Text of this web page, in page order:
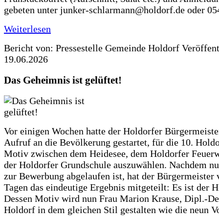
gebeten unter junker-schlarmann@holdorf.de oder
Weiterlesen
Bericht von: Pressestelle Gemeinde Holdorf
19.06.2026
Das Geheimnis ist gelüftet!
Vor einigen Wochen hatte der Holdorfer
Aufruf an die Bevölkerung gestartet, für die 10.
Motiv zwischen dem Heidesee, dem Holdorfer
der Holdorfer Grundschule auszuwählen. Nachdem
zur Bewerbung abgelaufen ist, hat der Bürgermeister
Tagen das eindeutige Ergebnis mitgeteilt: Es ist der
Dessen Motiv wird nun Frau Marion Krause, Dipl.-
Holdorf in dem gleichen Stil gestalten wie die neun